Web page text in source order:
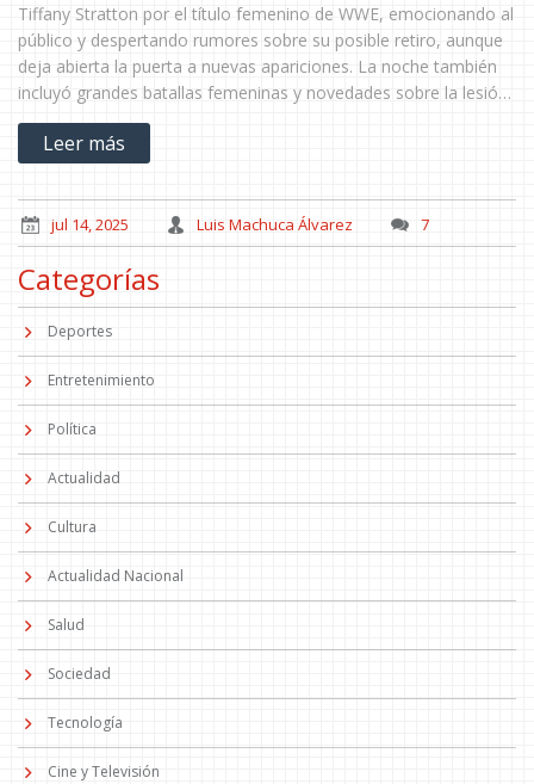
Tiffany Stratton por el título femenino de WWE, emocionando al
público y despertando rumores sobre su posible retiro, aunque
deja abierta la puerta a nuevas apariciones. La noche también
incluyó grandes batallas femeninas y novedades sobre la lesión
de Seth Rollins.
Leer más
jul 14, 2025 Luis Machuca Álvarez 7
Categorías
Deportes
Entretenimiento
Política
Actualidad
Cultura
Actualidad Nacional
Salud
Sociedad
Tecnología
Cine y Televisión